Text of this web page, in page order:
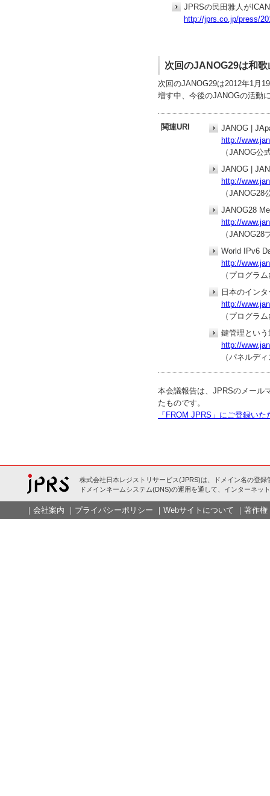
JPRSの民田雅人が
http://jprs.co.jp/press/
次回のJANOG29は和歌
次回のJANOG29は2012年1月
増す中、今後のJANOGの活動
関連URI
JANOG |
http://
（JANOG公
JANOG |
http://
（JANOG28
JANOG28
http://
（
World IPv6
http://
（プログラ
日本のイン
http://
（プログラ
鍵管理という
http://
（パネルデ
本会議報告は、JPRSのメール
たものです。
「FROM JPRS」にご登録い
株式会社日本レジストリサービス(JPRS)は、ドメイン名の登録
ドメインネームシステム(DNS)の運用を通して、インターネッ
｜ 会社案内 ｜ プライバシーポリシー ｜ Webサイトについて ｜ 著作権